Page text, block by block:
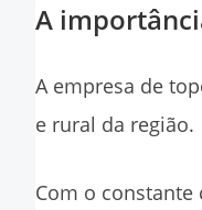
A
A empresa de
e rural da região.
Com o constante